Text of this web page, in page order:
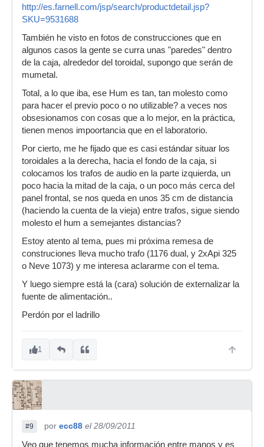
http://es.farnell.com/jsp/search/productdetail.jsp?
SKU=9531688
También he visto en fotos de construcciones que en
algunos casos la gente se curra unas "paredes" dentro
de la caja, alrededor del toroidal, supongo que serán de
mumetal.
Total, a lo que iba, ese Hum es tan, tan molesto como
para hacer el previo poco o no utilizable? a veces nos
obsesionamos con cosas que a lo mejor, en la práctica,
tienen menos impoortancia que en el laboratorio.
Por cierto, me he fijado que es casi estándar situar los
toroidales a la derecha, hacia el fondo de la caja, si
colocamos los trafos de audio en la parte izquierda, un
poco hacia la mitad de la caja, o un poco más cerca del
panel frontal, se nos queda en unos 35 cm de distancia
(haciendo la cuenta de la vieja) entre trafos, sigue siendo
molesto el hum a semejantes distancias?
Estoy atento al tema, pues mi próxima remesa de
construciones lleva mucho trafo (1176 dual, y 2xApi 325
o Neve 1073) y me interesa aclararme con el tema.
Y luego siempre está la (cara) solución de externalizar la
fuente de alimentación..
Perdón por el ladrillo
1
#9 por ecc88 el 28/09/2011
Veo que tenemos mucha información entre manos y es